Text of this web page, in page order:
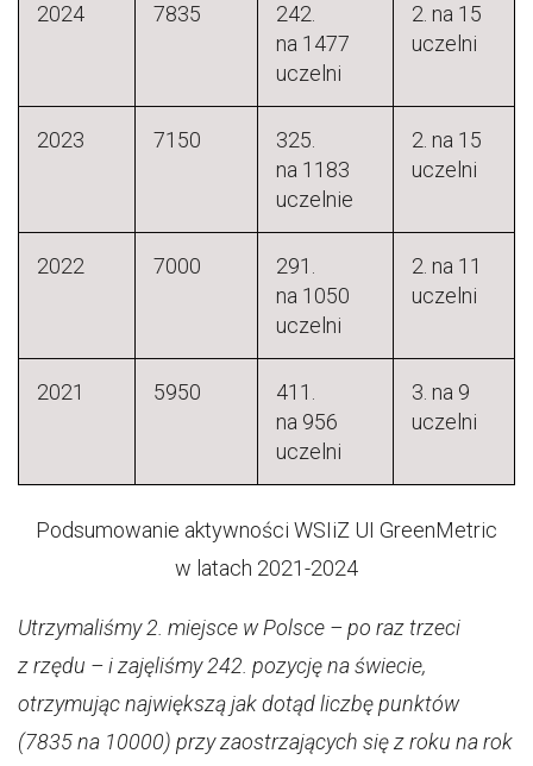
2024 7835
242.
na 1477
uczelni
2. na 15
uczelni
2023 7150
325.
na 1183
uczelnie
2. na 15
uczelni
2022 7000
291.
na 1050
uczelni
2. na 11
uczelni
2021 5950
411.
na 956
uczelni
3. na 9
uczelni
Podsumowanie aktywności WSIiZ UI GreenMetric
w latach 2021-2024
Utrzymaliśmy 2. miejsce w Polsce – po raz trzeci
z rzędu – i zajęliśmy 242. pozycję na świecie,
otrzymując największą jak dotąd liczbę punktów
(7835 na 10000) przy zaostrzających się z roku na rok